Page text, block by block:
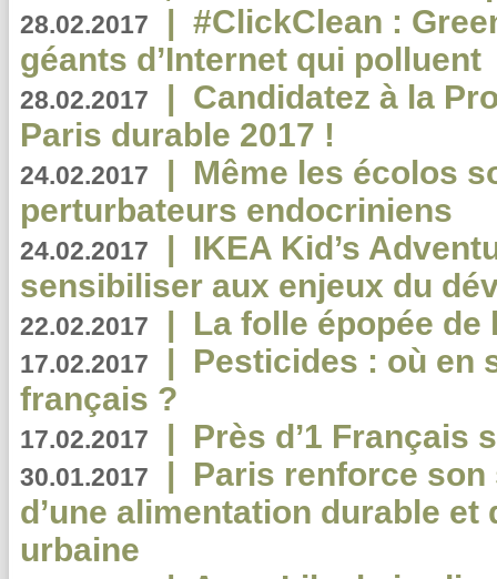
28.02.2017 | #ClickClean :
géants d’Internet qui polluent
28.02.2017 | Candidatez à la
Paris durable 2017 !
24.02.2017 | Même les écolos
perturbateurs endocriniens
24.02.2017 | IKEA Kid’s
sensibiliser aux enjeux du
22.02.2017 | La folle épopée de
17.02.2017 | Pesticides : où en
français ?
17.02.2017 | Près d’1 Français
30.01.2017 | Paris renforce
d’une alimentation durable et
urbaine